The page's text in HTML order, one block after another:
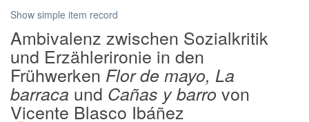
Show simple item record
Ambivalenz zwischen Sozialkritik
und Erzählerironie in den
Frühwerken Flor de mayo, La
barraca und Cañas y barro von
Vicente Blasco Ibáñez